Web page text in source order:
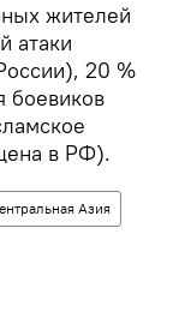
жителей
атаки
20 %
боевиков
в РФ).
Азия